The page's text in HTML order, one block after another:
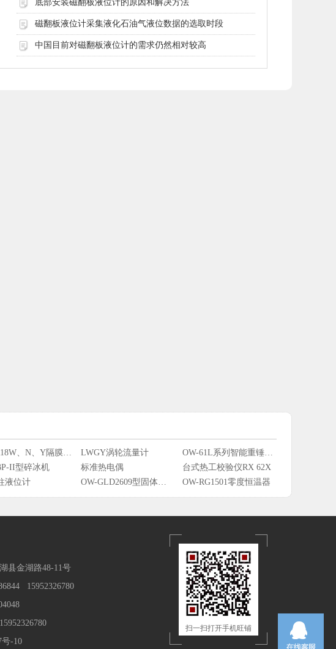
底部安装磁翻板液位计的原因和解决方法
磁翻板液位计采集液化石油气液位数据的选取时段
中国目前对磁翻板液位计的需求仍然相对较高
ECA118W、N、Y隔膜密封式差压变送器 LWGY涡轮流量计
OW-61L系列智能重锤式料位计
II型碎冰机 标准热电偶
台式热工校验仪RX 62X
液位计 OW-GLD2609型固体颗粒粉尘长喇叭26G雷达物位计
OW-RG1501零度恒温器
县金湖路48-11号
15952326780
号-10
扫一扫打开手机旺铺